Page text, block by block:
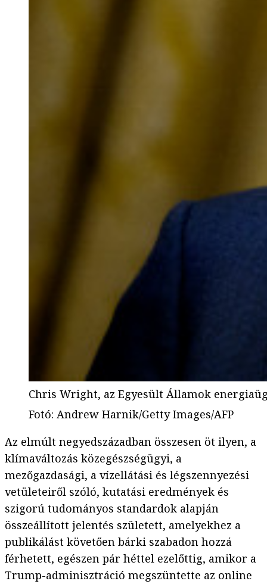
Chris Wright, az Egyesült Államok
Fotó: Andrew Harnik/Getty Images/AFP
Az elmúlt negyedszázadban összesen öt ilyen, a
klímaváltozás közegészségügyi, a
mezőgazdasági, a vízellátási és légszennyezési
vetületeiről szóló, kutatási eredmények és
szigorú tudományos standardok alapján
összeállított jelentés született, amelyekhez a
publikálást követően bárki szabadon hozzá
férhetett, egészen pár héttel ezelőttig, amikor a
Trump-adminisztráció megszüntette az online